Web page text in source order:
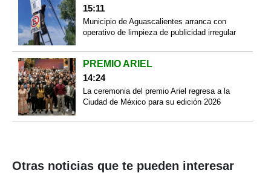
15:11
Municipio de Aguascalientes arranca con
operativo de limpieza de publicidad irregular
PREMIO ARIEL
14:24
La ceremonia del premio Ariel regresa a la
Ciudad de México para su edición 2026
Otras noticias que te pueden interesar